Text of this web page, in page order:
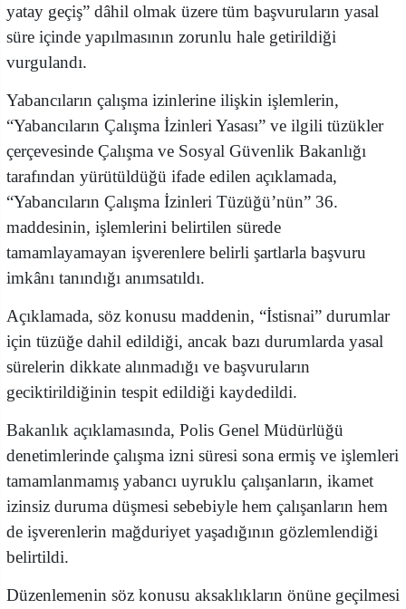
yatay geçiş” dâhil olmak üzere tüm başvuruların yasal
süre içinde yapılmasının zorunlu hale getirildiği
vurgulandı.
Yabancıların çalışma izinlerine ilişkin işlemlerin,
“Yabancıların Çalışma İzinleri Yasası” ve ilgili tüzükler
çerçevesinde Çalışma ve Sosyal Güvenlik Bakanlığı
tarafından yürütüldüğü ifade edilen açıklamada,
“Yabancıların Çalışma İzinleri Tüzüğü’nün” 36.
maddesinin, işlemlerini belirtilen sürede
tamamlayamayan işverenlere belirli şartlarla başvuru
imkânı tanındığı anımsatıldı.
Açıklamada, söz konusu maddenin, “İstisnai” durumlar
için tüzüğe dahil edildiği, ancak bazı durumlarda yasal
sürelerin dikkate alınmadığı ve başvuruların
geciktirildiğinin tespit edildiği kaydedildi.
Bakanlık açıklamasında, Polis Genel Müdürlüğü
denetimlerinde çalışma izni süresi sona ermiş ve işlemleri
tamamlanmamış yabancı uyruklu çalışanların, ikamet
izinsiz duruma düşmesi sebebiyle hem çalışanların hem
de işverenlerin mağduriyet yaşadığının gözlemlendiği
belirtildi.
Düzenlemenin söz konusu aksaklıkların önüne geçilmesi